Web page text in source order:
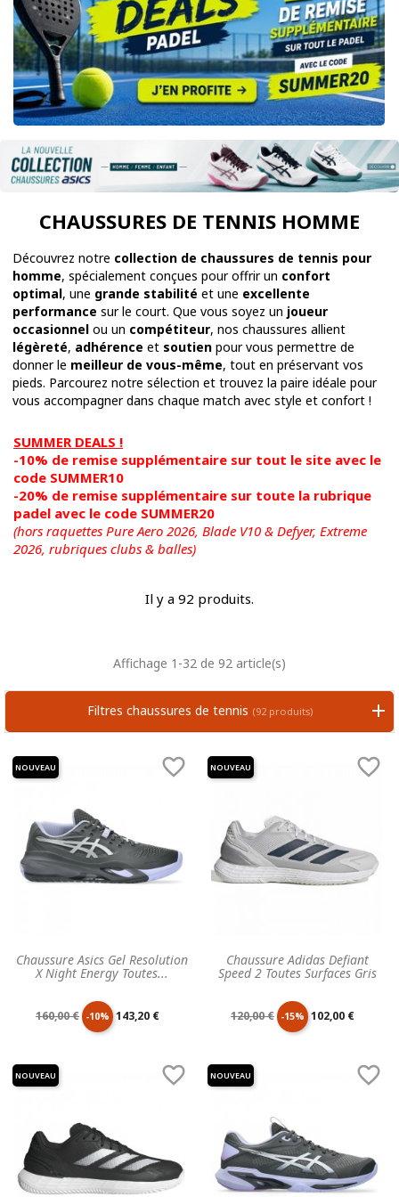
CHAUSSURES DE TENNIS HOMME
Découvrez notre collection de chaussures de tennis pour
homme, spécialement conçues pour offrir un confort
optimal, une grande stabilité et une excellente
performance sur le court. Que vous soyez un joueur
occasionnel ou un compétiteur, nos chaussures allient
légèreté, adhérence et soutien pour vous permettre de
donner le meilleur de vous-même, tout en préservant vos
pieds. Parcourez notre sélection et trouvez la paire idéale pour
vous accompagner dans chaque match avec style et confort !
SUMMER DEALS !
-10% de remise supplémentaire sur tout le site avec le
code SUMMER10
-20% de remise supplémentaire sur toute la rubrique
padel avec le code SUMMER20
(hors raquettes Pure Aero 2026, Blade V10 & Defyer, Extreme
2026, rubriques clubs & balles)
Il y a 92 produits.
Affichage 1-32 de 92 article(s)
Filtres chaussures de tennis (92 produits)
Chaussure Asics Gel Resolution
X Night Energy Toutes...

Prix
160,00 € -10% Prix
143,20 €
NOUVEAU
Chaussure Adidas Defiant
Speed 2 Toutes Surfaces Gris

Prix
120,00 € -15% Prix
102,00 €
NOUVEAU

NOUVEAU 
NOUVEAU